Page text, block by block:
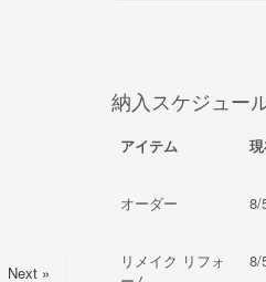
Next »
納入スケジュー
アイテム
オーダー
8/
リメイク リフォ
8/